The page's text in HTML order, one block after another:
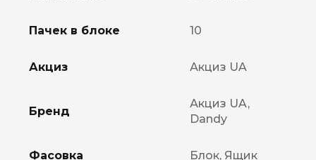
Пачек в блоке 10
Акциз Акциз UA
Бренд
Акциз UA,
Dandy
Фасовка Блок, Ящик